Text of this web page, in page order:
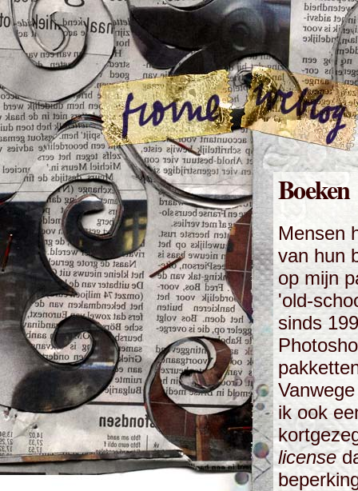
Boeken
Mensen
van hun
op mijn
'old-
sinds
ik ook
license